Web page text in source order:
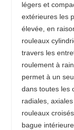
légers et
extérieures les
élevée, en
rouleaux
travers les
roulement à
permet à un
dans toutes les
radiales,
rouleaux
bague